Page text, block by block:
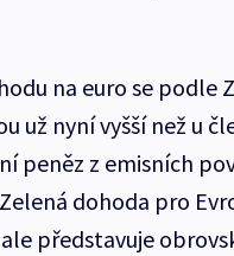
na euro se podle
už nyní vyšší než u
peněz z emisních
dohoda pro
představuje